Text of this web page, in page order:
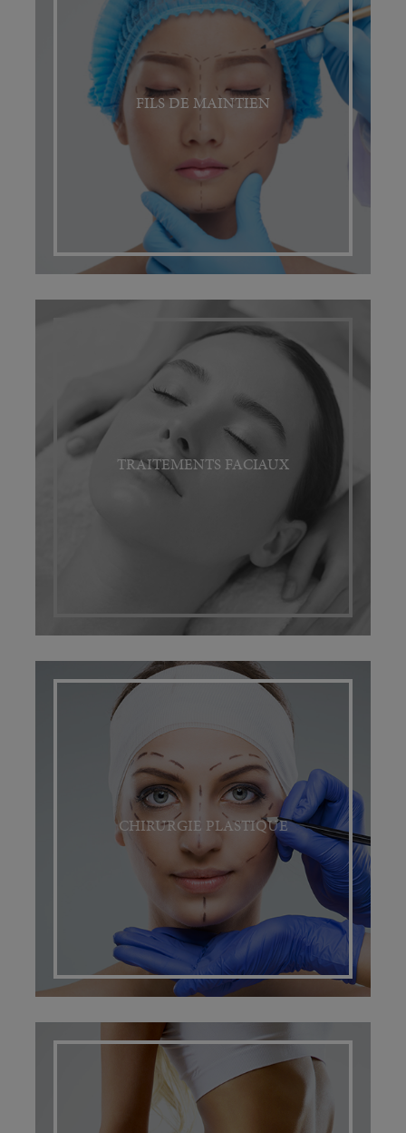
FILS DE MAINTIEN
TRAITEMENTS FACIAUX
CHIRURGIE PLASTIQUE